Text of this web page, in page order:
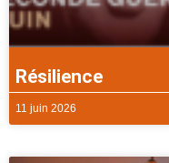
Résilience
11 juin 2026